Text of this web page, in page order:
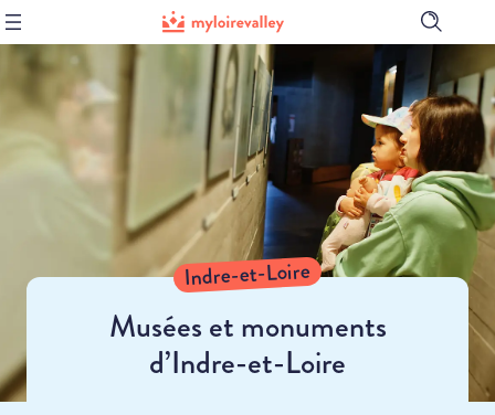
Ouvrir
la
de
Indre-et-Loire
Musées et monuments
d’Indre-et-Loire